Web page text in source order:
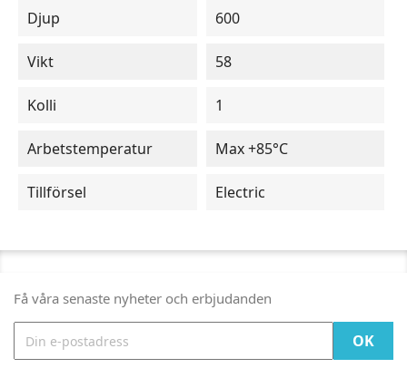
Djup 600
Vikt 58
Kolli 1
Arbetstemperatur Max +85°C
Tillförsel Electric
Få våra senaste nyheter och erbjudanden